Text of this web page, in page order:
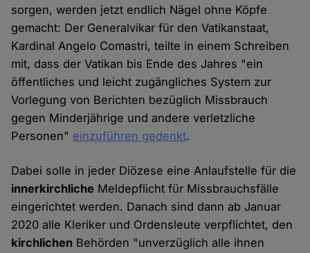
sorgen, werden jetzt endlich Nägel ohne Köpfe
gemacht: Der Generalvikar für den Vatikanstaat,
Kardinal Angelo Comastri, teilte in einem Schreiben
mit, dass der Vatikan bis Ende des Jahres "ein
öffentliches und leicht zugängliches System zur
Vorlegung von Berichten bezüglich Missbrauch
gegen Minderjährige und andere verletzliche
Personen" einzuführen gedenkt.
Dabei solle in jeder Diözese eine Anlaufstelle für die
innerkirchliche Meldepflicht für Missbrauchsfälle
eingerichtet werden. Danach sind dann ab Januar
2020 alle Kleriker und Ordensleute verpflichtet, den
kirchlichen Behörden "unverzüglich alle ihnen